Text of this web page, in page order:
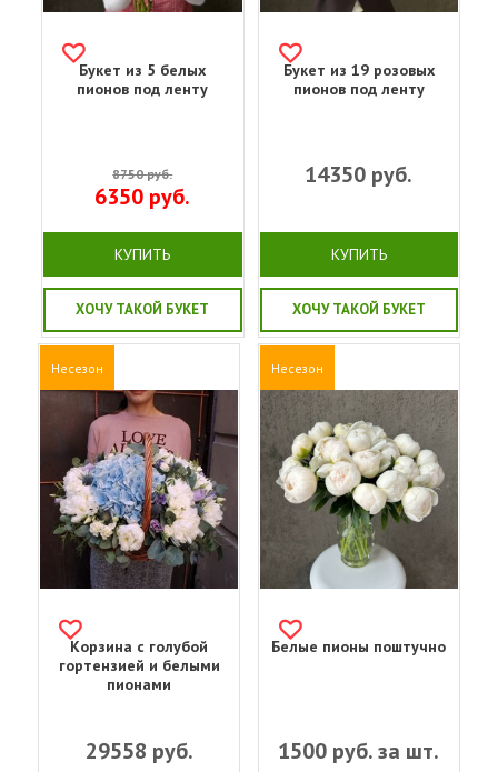
Букет из 5 белых
пионов под ленту
8750руб.
6350 руб.
КУПИТЬ
ХОЧУ ТАКОЙ БУКЕТ
Букет из 19 розовых
пионов под ленту
14350 руб.
КУПИТЬ
ХОЧУ ТАКОЙ БУКЕТ
Несезон
Корзина с голубой
гортензией и белыми
пионами
29558 руб.
Несезон
Белые пионы поштучно
1500 руб. за шт.